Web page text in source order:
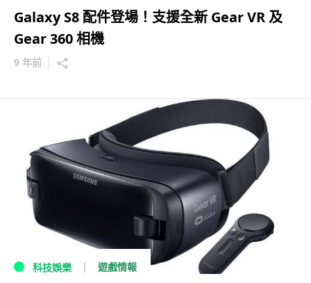
Galaxy S8 配件登場！支援全新 Gear VR 及
Gear 360 相機
9 年前
科技娛樂 遊戲情報